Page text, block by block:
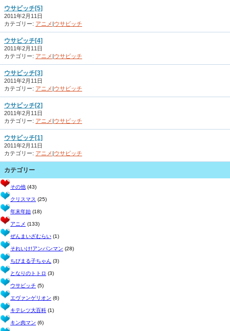
ウサビッチ[5]
2011年2月11日
カテゴリー: アニメ |ウサビッチ
ウサビッチ[4]
2011年2月11日
カテゴリー: アニメ |ウサビッチ
ウサビッチ[3]
2011年2月11日
カテゴリー: アニメ |ウサビッチ
ウサビッチ[2]
2011年2月11日
カテゴリー: アニメ |ウサビッチ
ウサビッチ[1]
2011年2月11日
カテゴリー: アニメ |ウサビッチ
カテゴリー
その他 (43)
クリスマス (25)
年末年始 (18)
アニメ (133)
ぜんまいざむらい (1)
それいけ!アンパンマン (28)
ちびまる子ちゃん (3)
となりのトトロ (3)
ウサビッチ (5)
エヴァンゲリオン (6)
キテレツ大百科 (1)
キン肉マン (6)